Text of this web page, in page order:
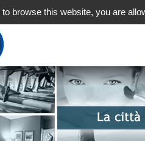
to browse this website, you are